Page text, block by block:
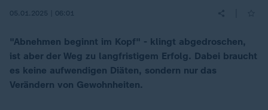
05.01.2025 | 06:01
"Abnehmen beginnt im Kopf" - klingt abgedroschen,
ist aber der Weg zu langfristigem Erfolg. Dabei braucht
es keine aufwendigen Diäten, sondern nur das
Verändern von Gewohnheiten.